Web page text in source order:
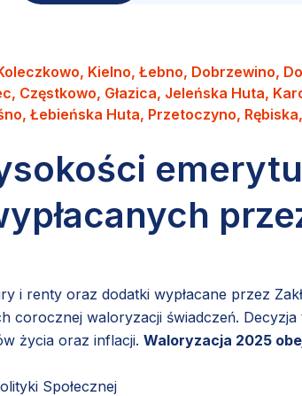
Kielno, Łebno, Dobrzewino,
Częstkowo, Głazica, Jeleńska Huta,
Łebieńska Huta, Przetoczyno,
i renty oraz dodatki wypłacane przez
corocznej waloryzacji świadczeń.
życia oraz inflacji. Waloryzacja 2025
Społecznej